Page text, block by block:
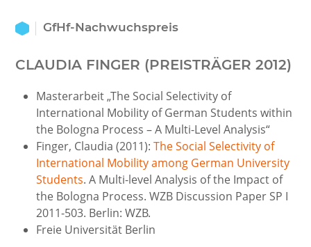
GfHf-Nachwuchspreis
CLAUDIA FINGER (PREISTRÄGER 2012)
Masterarbeit „The Social Selectivity of
International Mobility of German Students within
the Bologna Process – A Multi-Level Analysis“
Finger, Claudia (2011):The Social Selectivity of
International Mobility among German University
Students. A Multi-level Analysis of the Impact of
the Bologna Process. WZB Discussion Paper SP I
2011-503. Berlin: WZB.
Freie Universität Berlin